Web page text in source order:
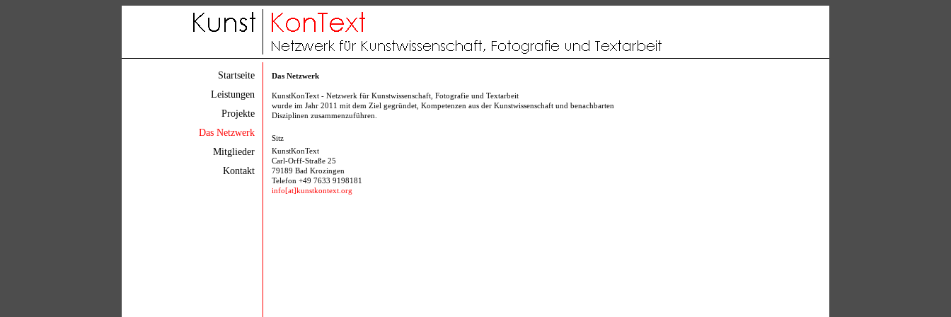
Startseite
Leistungen
Projekte
Das Netzwerk
Mitglieder
Kontakt
Das Netzwerk
KunstKonText - Netzwerk für Kunstwissenschaft, Fotografie und Textarbeit
wurde im Jahr 2011 mit dem Ziel gegründet, Kompetenzen aus der Kunstwissenschaft und benachbarten
Disziplinen zusammenzuführen.
Sitz
KunstKonText
Carl-Orff-Straße 25
79189 Bad Krozingen
Telefon +49 7633 9198181
info[at]kunstkontext.org